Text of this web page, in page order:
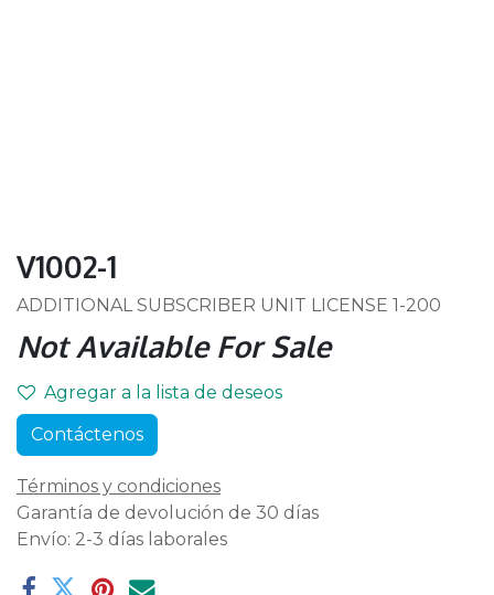
V1002-1
ADDITIONAL SUBSCRIBER UNIT LICENSE 1-200
Not Available For Sale
Agregar a la lista de deseos
Contáctenos
Términos y condiciones
Garantía de devolución de 30 días
Envío: 2-3 días laborales